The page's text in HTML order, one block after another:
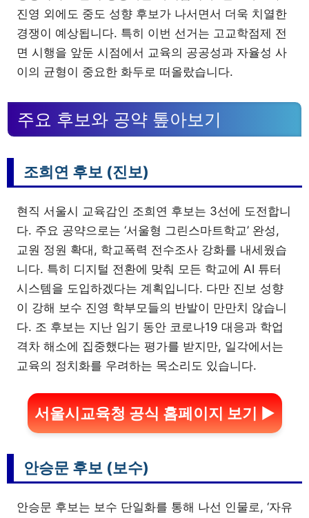
진영 외에도 중도 성향 후보가 나서면서 더욱 치열한
경쟁이 예상됩니다. 특히 이번 선거는 고교학점제 전
면 시행을 앞둔 시점에서 교육의 공공성과 자율성 사
이의 균형이 중요한 화두로 떠올랐습니다.
주요 후보와 공약 톺아보기
조희연 후보 (진보)
현직 서울시 교육감인 조희연 후보는 3선에 도전합니
다. 주요 공약으로는 ‘서울형 그린스마트학교’ 완성,
교원 정원 확대, 학교폭력 전수조사 강화를 내세웠습
니다. 특히 디지털 전환에 맞춰 모든 학교에 AI 튜터
시스템을 도입하겠다는 계획입니다. 다만 진보 성향
이 강해 보수 진영 학부모들의 반발이 만만치 않습니
다. 조 후보는 지난 임기 동안 코로나19 대응과 학업
격차 해소에 집중했다는 평가를 받지만, 일각에서는
교육의 정치화를 우려하는 목소리도 있습니다.
서울시교육청 공식 홈페이지 보기 ▶
안승문 후보 (보수)
안승문 후보는 보수 단일화를 통해 나선 인물로, ‘자유